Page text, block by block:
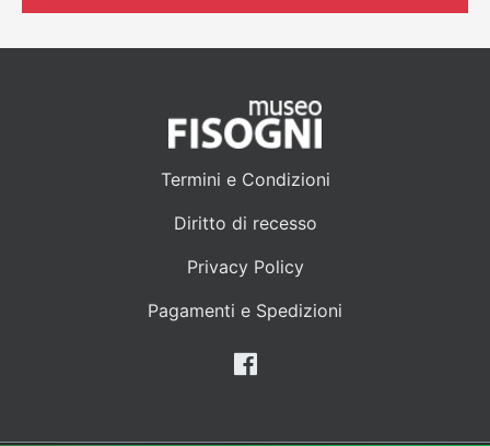
Termini e Condizioni
Diritto di recesso
Privacy Policy
Pagamenti e Spedizioni